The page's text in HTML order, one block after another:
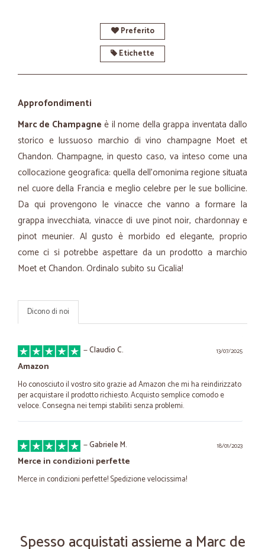
Preferito
Etichette
Approfondimenti
Marc de Champagne è il nome della grappa inventata dallo
storico e lussuoso marchio di vino champagne Moet et
Chandon. Champagne, in questo caso, va inteso come una
collocazione geografica: quella dell'omonima regione situata
nel cuore della Francia e meglio celebre per le sue bollicine.
Da qui provengono le vinacce che vanno a formare la
grappa invecchiata, vinacce di uve pinot noir, chardonnay e
pinot meunier. Al gusto è morbido ed elegante, proprio
come ci si potrebbe aspettare da un prodotto a marchio
Moet et Chandon. Ordinalo subito su Cicalia!
Dicono di noi
13/07/2025
—Claudio C.
Amazon
Ho conosciuto il vostro sito grazie ad Amazon che mi ha reindirizzato
per acquistare il prodotto richiesto. Acquisto semplice comodo e
veloce. Consegna nei tempi stabiliti senza problemi.
18/01/2023
—Gabriele M.
Merce in condizioni perfette
Merce in condizioni perfette! Spedizione velocissima!
Trasparente.
Spesso acquistati assieme a Marc de